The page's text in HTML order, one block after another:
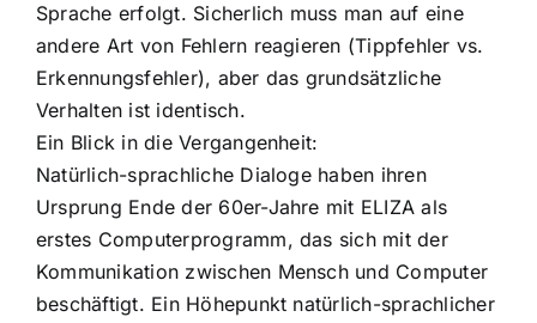
Sprache erfolgt. Sicherlich muss man auf eine
andere Art von Fehlern reagieren (Tippfehler vs.
Erkennungsfehler), aber das grundsätzliche
Verhalten ist identisch.
Ein Blick in die Vergangenheit:
Natürlich-sprachliche Dialoge haben ihren
Ursprung Ende der 60er-Jahre mit ELIZA als
erstes Computerprogramm, das sich mit der
Kommunikation zwischen Mensch und Computer
beschäftigt. Ein Höhepunkt natürlich-sprachlicher